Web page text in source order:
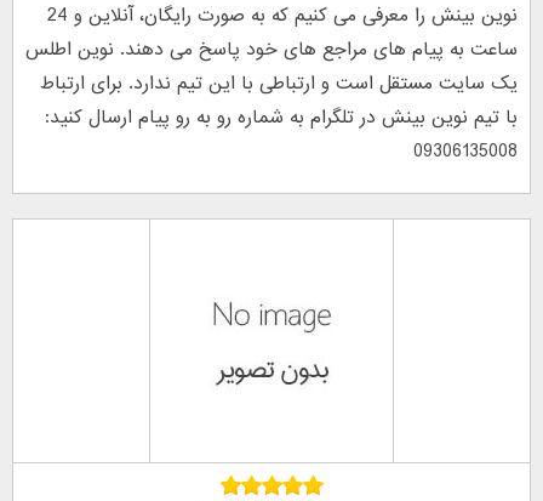
نوین بینش را معرفی می کنیم که به صورت رایگان، آنلاین و 24
ساعت به پیام های مراجع های خود پاسخ می دهند. نوین اطلس
یک سایت مستقل است و ارتباطی با این تیم ندارد. برای ارتباط
با تیم نوین بینش در تلگرام به شماره رو به رو پیام ارسال کنید:
09306135008